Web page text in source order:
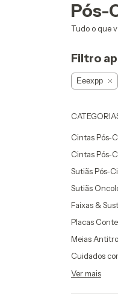
Pós-
Tudo o que
Filtro
Eeexpp
Cintas Pós-
Cintas Pós-
Sutiãs Pós-
Sutiãs
Faixas &
Placas
Meias
Cuidados
Ver mais